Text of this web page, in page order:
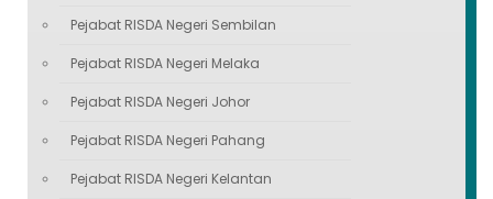
Pejabat RISDA Negeri Sembilan
Pejabat RISDA Negeri Melaka
Pejabat RISDA Negeri Johor
Pejabat RISDA Negeri Pahang
Pejabat RISDA Negeri Kelantan